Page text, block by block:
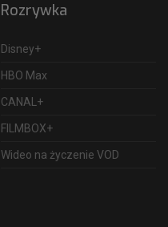
Rozrywka
Disney+
HBO Max
CANAL+
FILMBOX+
Wideo na życzenie VOD